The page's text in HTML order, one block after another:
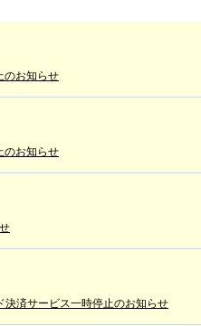
のお知らせ
のお知らせ
決済サービス一時停止のお知らせ